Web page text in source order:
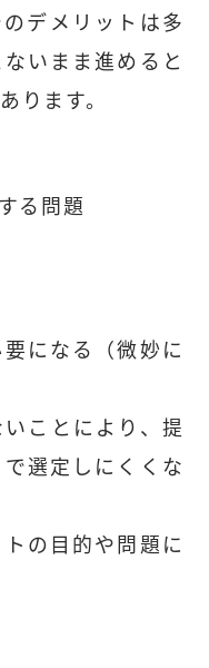
デメリットは多
いまま進めると
ります。
る問題
になる（微妙に
ことにより、提
選定しにくくな
の目的や問題に